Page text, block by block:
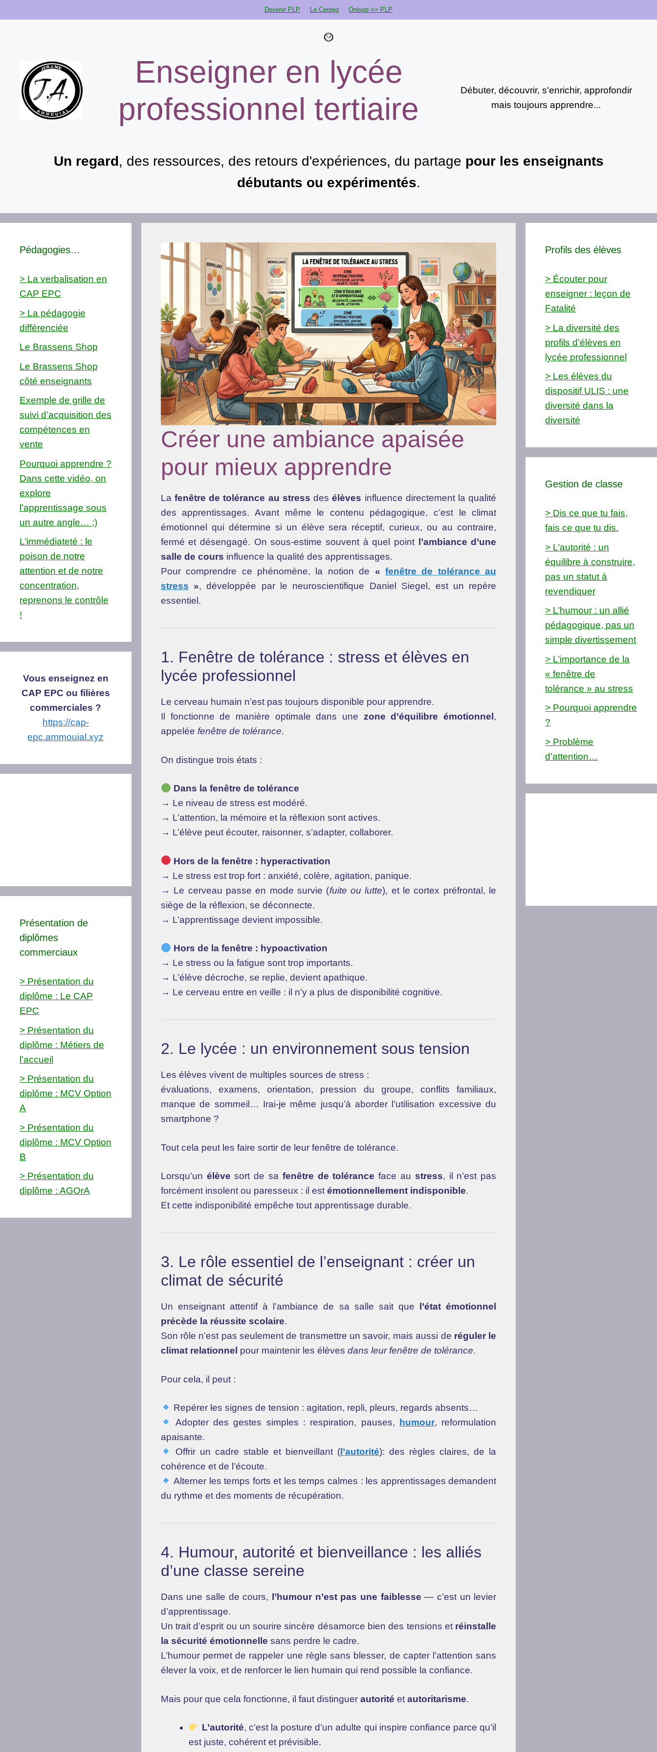
au
Devenir PLP Le Cerpeg Onisep => PLP
Enseigner en lycée
professionnel tertiaire
Débuter, découvrir, s'enrichir, approfondir
mais toujours apprendre...
Un regard, des ressources, des retours d'expériences, du partage pour les enseignants
débutants ou expérimentés.
Créer une ambiance apaisée
pour mieux apprendre
Lafenêtre de tolérance au stress desélèves influence directement la qualité
des apprentissages. Avant même le contenu pédagogique, c’est le climat
émotionnel qui détermine si un élève sera réceptif, curieux, ou au contraire,
fermé et désengagé. On sous-estime souvent à quel point
l’ambiance d’une
salle de cours influence la qualité des apprentissages.
Pour comprendre ce phénomène, la notion de « fenêtre de tolérance au
stress », développée par le neuroscientifique Daniel Siegel, est un repère
essentiel.
1. Fenêtre de tolérance : stress et élèves en
lycée professionnel
Le cerveau humain n’est pas toujours disponible pour apprendre.
Il fonctionne de manière optimale dans une zone d’équilibre émotionnel ,
appelée fenêtre de tolérance.
On distingue trois états :
Dans la fenêtre de tolérance
→ Le niveau de stress est modéré.
→ L’attention, la mémoire et la réflexion sont actives.
→ L’élève peut écouter, raisonner, s’adapter, collaborer.
Hors de la fenêtre : hyperactivation
→ Le stress est trop fort : anxiété, colère, agitation, panique.
→ Le cerveau passe en mode survie (fuite ou lutte), et le cortex préfrontal, le
siège de la réflexion, se déconnecte.
→ L’apprentissage devient impossible.
Hors de la fenêtre : hypoactivation
→ Le stress ou la fatigue sont trop importants.
→ L’élève décroche, se replie, devient apathique.
→ Le cerveau entre en veille : il n’y a plus de disponibilité cognitive.
2. Le lycée : un environnement sous tension
Les élèves vivent de multiples sources de stress :
évaluations, examens, orientation, pression du groupe, conflits familiaux,
manque de sommeil… Irai-je même jusqu’à aborder l’utilisation excessive du
smartphone ?
Tout cela peut les faire sortir de leur fenêtre de tolérance.
Lorsqu’un élève sort de sa fenêtre de tolérance face au stress, il n’est pas
forcément insolent ou paresseux : il est émotionnellement indisponible.
Et cette indisponibilité empêche tout apprentissage durable.
3. Le rôle essentiel de l’enseignant : créer un
climat de sécurité
Un enseignant attentif à l’ambiance de sa salle sait que
l’état émotionnel
précède la réussite scolaire.
Son rôle n’est pas seulement de transmettre un savoir, mais aussi de réguler le
climat relationnel pour maintenir les élèves dans leur fenêtre de tolérance.
Pour cela, il peut :
Repérer les signes de tension : agitation, repli, pleurs, regards absents…
Adopter des gestes simples : respiration, pauses,
humour, reformulation
apaisante.
Offrir un cadre stable et bienveillant ( l’autorité): des règles claires, de la
cohérence et de l’écoute.
Alterner les temps forts et les temps calmes : les apprentissages demandent
du rythme et des moments de récupération.
4. Humour, autorité et bienveillance : les alliés
d’une classe sereine
Dans une salle de cours, l’humour n’est pas une faiblesse — c’est un levier
d’apprentissage.
Un trait d’esprit ou un sourire sincère désamorce bien des tensions et réinstalle
la sécurité émotionnelle sans perdre le cadre.
L’humour permet de rappeler une règle sans blesser, de capter l’attention sans
élever la voix, et de renforcer le lien humain qui rend possible la confiance.
Mais pour que cela fonctionne, il faut distinguer autorité et autoritarisme.
L’autorité, c’est la posture d’un adulte qui inspire confiance parce qu’il
est juste, cohérent et prévisible.
Pédagogies…
> La verbalisation en
CAP EPC
> La pédagogie
différenciée
Le Brassens Shop
Le Brassens Shop
côté enseignants
Exemple de grille de
suivi d’acquisition des
compétences en
vente
Pourquoi apprendre ?
Dans cette vidéo, on
explore
l’apprentissage sous
un autre angle… ;)
L’immédiateté : le
poison de notre
attention et de notre
concentration,
reprenons le contrôle
!
Vous enseignez en
CAP EPC ou filières
commerciales ?
https://cap-
epc.ammouial.xyz
Présentation de
diplômes
commerciaux
> Présentation du
diplôme : Le CAP
EPC
> Présentation du
diplôme : Métiers de
l’accueil
> Présentation du
diplôme : MCV Option
A
> Présentation du
diplôme : MCV Option
B
> Présentation du
diplôme : AGOrA
Profils des élèves
> Écouter pour
enseigner : leçon de
Fatalité
> La diversité des
profils d’élèves en
lycée professionnel
> Les élèves du
dispositif ULIS : une
diversité dans la
diversité
Gestion de classe
> Dis ce que tu fais,
fais ce que tu dis.
> L’autorité : un
équilibre à construire,
pas un statut à
revendiquer
> L’humour : un allié
pédagogique, pas un
simple divertissement
> L’importance de la
« fenêtre de
tolérance » au stress
> Pourquoi apprendre
?
> Problème
d’attention…